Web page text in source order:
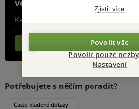
ve vaší kapse a naší appce
Každý měsíc společně přečteme
Více o klubu
Potřebujete s něčím poradit?
Často kladené dotazy
Zjistit více
Povolit vše
Povolit pouze
Nastavení